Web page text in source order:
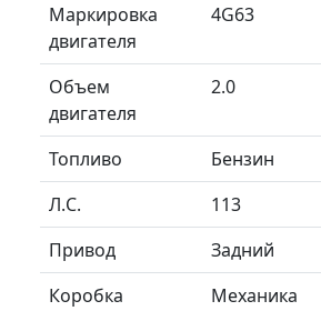
Маркировка
двигателя
4G63
Объем
двигателя
2.0
Топливо
Бензин
Л.C.
113
Привод
Задний
Коробка
Механика